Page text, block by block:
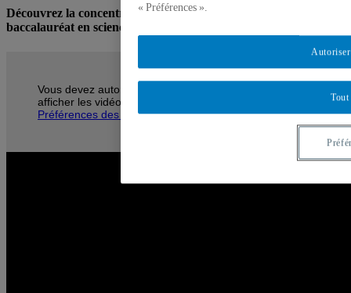
Découvrez la concentration en études autochtones et le
baccalauréat en sciences des religions à l’UQAM
Vous devez autoriser les témoins publicitaires pour
afficher les vidéos provenant de Youtube.
Préférences des témoins
« Préférences ».